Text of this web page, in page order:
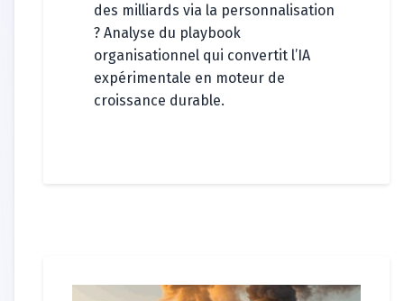
des milliards via la personnalisation
? Analyse du playbook
organisationnel qui convertit l’IA
expérimentale en moteur de
croissance durable.